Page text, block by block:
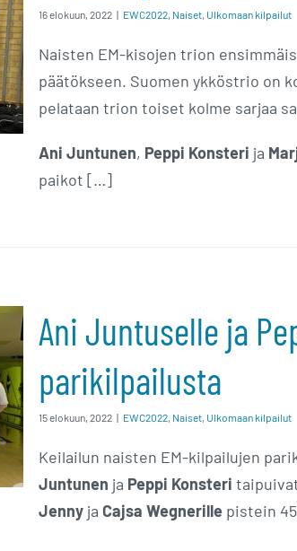
16 elokuun, 2022 | EWC2022, Naiset, Ulkomaan kilpailut
Naisten EM-kisojen trion
päätökseen. Suomen ykköstrio on
pelataan trion toiset kolme sarjaa
Ani Juntunen, Peppi Konsteri ja
paikot […]
Ani Juntuselle ja
parikilpailusta
15 elokuun, 2022 | EWC2022, Naiset, Ulkomaan kilpailut
Keilailun naisten EM-kilpailujen
Juntunen ja Peppi Konsteri
Jenny ja Cajsa Wegnerille pistein